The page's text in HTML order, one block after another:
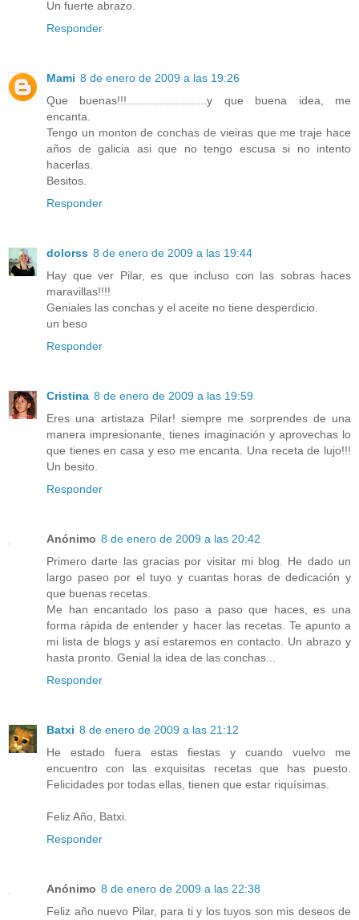
Un fuerte abrazo.
Responder
Mami 8 de enero de 2009 a las 19:26
Que buenas!!!.........................y que buena idea, me
encanta.
Tengo un monton de conchas de vieiras que me traje hace
años de galicia asi que no tengo escusa si no intento
hacerlas.
Besitos.
Responder
dolorss 8 de enero de 2009 a las 19:44
Hay que ver Pilar, es que incluso con las sobras haces
maravillas!!!!
Geniales las conchas y el aceite no tiene desperdicio.
un beso
Responder
Cristina 8 de enero de 2009 a las 19:59
Eres una artistaza Pilar! siempre me sorprendes de una
manera impresionante, tienes imaginación y aprovechas lo
que tienes en casa y eso me encanta. Una receta de lujo!!!
Un besito.
Responder
Anónimo 8 de enero de 2009 a las 20:42
Primero darte las gracias por visitar mi blog. He dado un
largo paseo por el tuyo y cuantas horas de dedicación y
que buenas recetas.
Me han encantado los paso a paso que haces, es una
forma rápida de entender y hacer las recetas. Te apunto a
mi lista de blogs y así estaremos en contacto. Un abrazo y
hasta pronto. Genial la idea de las conchas...
Responder
Batxi 8 de enero de 2009 a las 21:12
He estado fuera estas fiestas y cuando vuelvo me
encuentro con las exquisitas recetas que has puesto.
Felicidades por todas ellas, tienen que estar riquísimas.
Feliz Año, Batxi.
Responder
Anónimo 8 de enero de 2009 a las 22:38
Feliz año nuevo Pilar, para ti y los tuyos son mis deseos de